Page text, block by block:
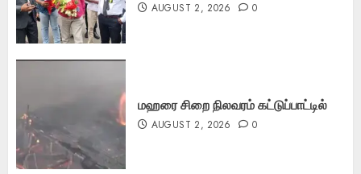
AUGUST 2, 2026 0
மஹரை சிறை நிலவரம் கட்டுப்பாட்டில்
AUGUST 2, 2026 0